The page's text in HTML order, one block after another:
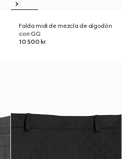
Falda midi de mezcla de algodón
con GG
10.500 kr.